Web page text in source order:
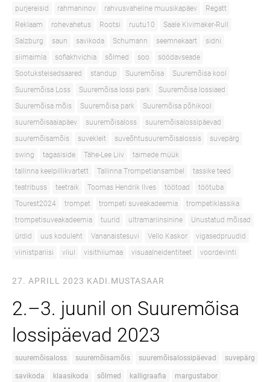
purjereisid
rahmaninov rahvusvaheline muusikapäev
Regatt
Reklaam
rohevahetus Rootsi ruutu10
Saale Kivimaker-Rull
Salzburg
saun savikoda Schumann seemnekaart
sidni
siimaimla
sofiakhvichia sõlmed soo
söödavseade
Sootuksteisedsaared
standup Suuremõisa
Suuremõisa kool
Suuremõisa Loss
Suuremõisa lossi park
Suuremõisa lossiaed
Suuremõisa mõis
Suuremõisa park
Suuremõisa põhikool
suuremõisaaiapäev
suuremõisaloss
suuremõisalossipäevad
suuremõisamõis
suvekleit suveõhtusuuremõisalossis
suvepärg
swing
tagasiside Tähe-Lee Liiv
taimede müük
tallinna keelpillikvartett
Tallinna Trompetiansambel
tassike teed
teatribuss
teetraik Toomas Hendrik Ilves töötoad
töötuba
Tourest2024
trompet trompeti suveakadeemia
trompetiklassika
trompetisuveakadeemia
tuurid ultramariinsinine
Unustatud mõisad
ürdid
uus koduleht Vananaistesuvi Vello Kaskor
vigasedpruudid
viinistpariisi
viiul visithiiumaa visuaalneidentiteet voordevinti
27. APRILL 2023 KADI.MUSTASAAR
2.–3. juunil on Suuremõisa
lossipäevad 2023
suuremõisaloss suuremõisamõis suuremõisalossipäevad suvepärg
savikoda klaasikoda sõlmed kalligraafia margustabor